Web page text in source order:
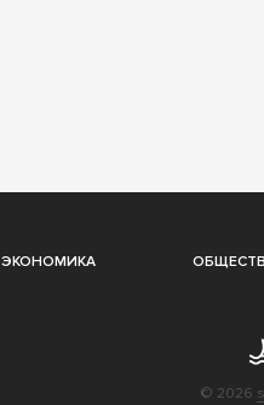
ЭКОНОМИКА
© 2026